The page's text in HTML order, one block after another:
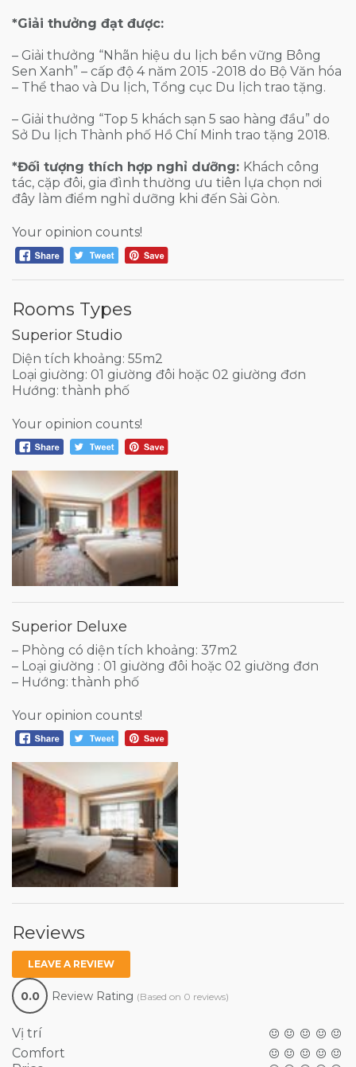
*Giải thưởng đạt được:
– Giải thưởng “Nhãn hiệu du lịch bền vững Bông
Sen Xanh” – cấp độ 4 năm 2015 -2018 do Bộ Văn hóa
– Thể thao và Du lịch, Tổng cục Du lịch trao tặng.
– Giải thưởng “Top 5 khách sạn 5 sao hàng đầu” do
Sở Du lịch Thành phố Hồ Chí Minh trao tặng 2018.
*Đối tượng thích hợp nghỉ dưỡng: Khách công
tác, cặp đôi, gia đình thường ưu tiên lựa chọn nơi
đây làm điểm nghỉ dưỡng khi đến Sài Gòn.
Your opinion counts!
Rooms Types
Superior Studio
Diện tích khoảng: 55m2
Loại giường: 01 giường đôi hoặc 02 giường đơn
Hướng: thành phố
Your opinion counts!
Superior Deluxe
– Phòng có diện tích khoảng: 37m2
– Loại giường : 01 giường đôi hoặc 02 giường đơn
– Hướng: thành phố
Your opinion counts!
Reviews
LEAVE A REVIEW
0.0 Review Rating (Based on 0 reviews)
Vị trí
Comfort